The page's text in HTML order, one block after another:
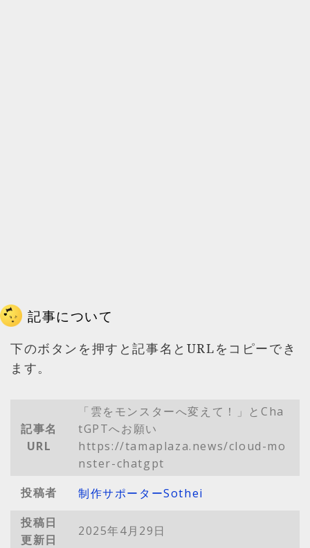
記事について
下のボタンを押すと記事名とURLをコピーでき
ます。
記事名
URL
「雲をモンスターへ変えて！」とCha
tGPTへお願い
https://tamaplaza.news/cloud-mo
nster-chatgpt
投稿者
制作サポーターSothei
投稿日
更新日
2025年4月29日